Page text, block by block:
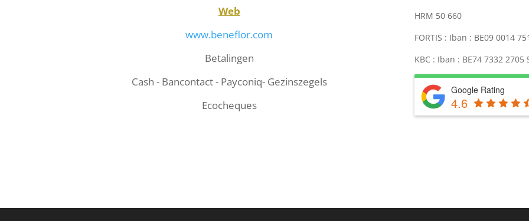
Web
www.beneflor.com
Betalingen
Cash - Bancontact - Payconiq- Gezinszegels
Ecocheques
HRM 50 660
FORTIS : Iban : BE09 0014
KBC : Iban : BE74 7332 2705
Google Rating
4.6